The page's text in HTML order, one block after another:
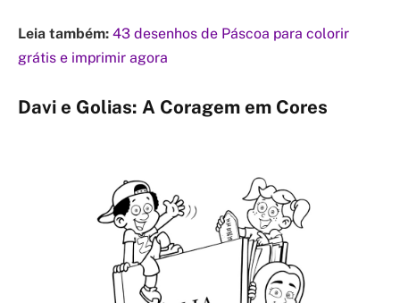
Leia também: 43 desenhos de Páscoa para colorir
grátis e imprimir agora
Davi e Golias: A Coragem em Cores